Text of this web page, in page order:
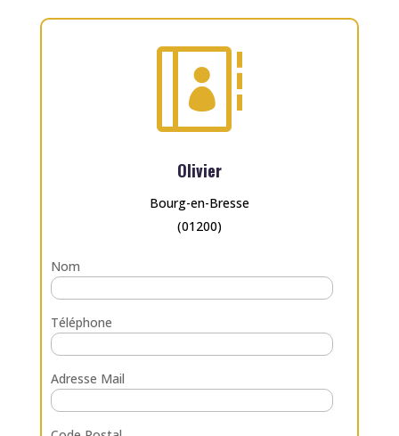

Olivier
Bourg-en-Bresse
(01200)
Nom
Téléphone
Adresse Mail